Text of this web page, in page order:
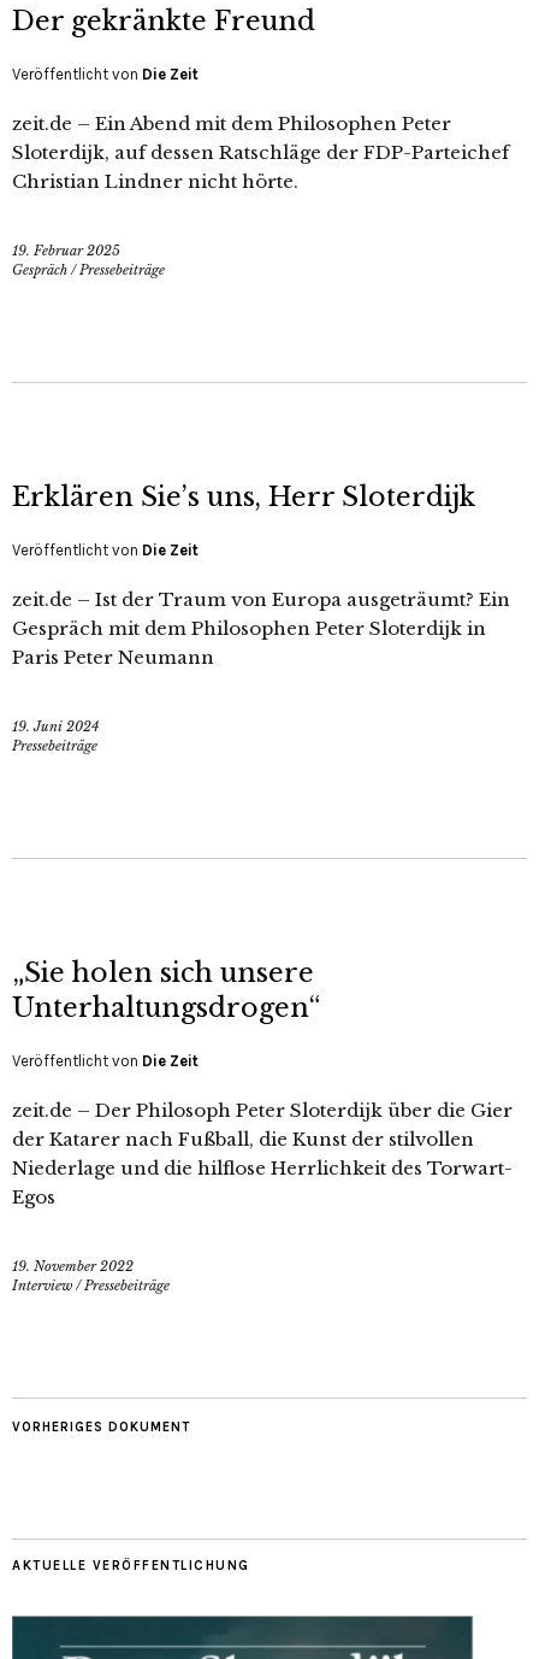
Der gekränkte Freund
Veröffentlicht von Die Zeit
zeit.de – Ein Abend mit dem Philosophen Peter
Sloterdijk, auf dessen Ratschläge der FDP-Parteichef
Christian Lindner nicht hörte.
19. Februar 2025
Gespräch /Pressebeiträge
Erklären Sie’s uns, Herr Sloterdijk
Veröffentlicht von Die Zeit
zeit.de – Ist der Traum von Europa ausgeträumt? Ein
Gespräch mit dem Philosophen Peter Sloterdijk in
Paris Peter Neumann
19. Juni 2024
Pressebeiträge
„Sie holen sich unsere
Unterhaltungsdrogen“
Veröffentlicht von Die Zeit
zeit.de – Der Philosoph Peter Sloterdijk über die Gier
der Katarer nach Fußball, die Kunst der stilvollen
Niederlage und die hilflose Herrlichkeit des Torwart-
Egos
19. November 2022
Interview /Pressebeiträge
VORHERIGES DOKUMENT
AKTUELLE VERÖFFENTLICHUNG